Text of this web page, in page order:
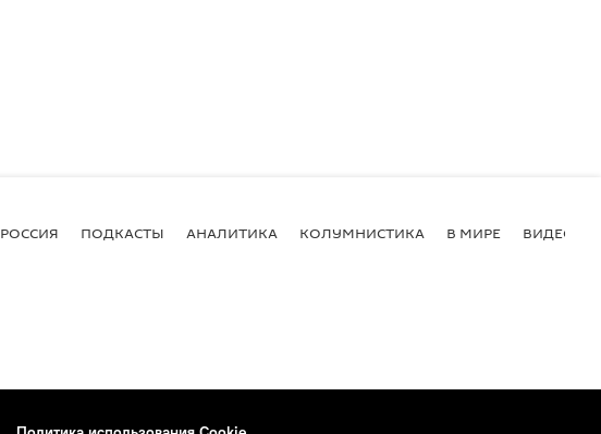
РОССИЯ ПОДКАСТЫ АНАЛИТИКА КОЛУМНИСТИКА В МИРЕ ВИДЕО